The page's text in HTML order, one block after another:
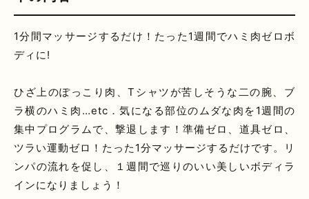
1分間マッサージするだけ！たった1週間でハミ肉ゼロボ
ディに!
ひざ上のぽっこり肉、Tシャツが苦しそうな二の腕、ブ
ラ横のハミ肉…etc．気になる部位のムダな肉を1週間の
集中プログラムで、撃退します！準備ゼロ、道具ゼロ、
ツラい運動ゼロ！たった1分マッサージするだけです。リ
ンパの流れを促し、１週間で巡りのいい美しいボディラ
インになりましょう！